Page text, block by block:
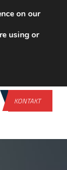
KONTAKT
on our
using or